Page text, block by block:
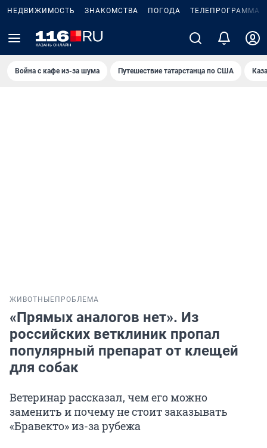
НЕДВИЖИМОСТЬ ЗНАКОМСТВА ПОГОДА ТЕЛЕПРОГРАММА
Война с кафе из-за шума Путешествие татарстанца по США
ЖИВОТНЫЕ ПРОБЛЕМА
«Прямых аналогов нет». Из
российских ветклиник пропал
популярный препарат от клещей
для собак
Ветеринар рассказал, чем его можно
заменить и почему не стоит заказывать
«Бравекто» из-за рубежа